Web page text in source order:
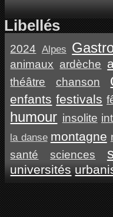
Libellés
2024 Alpes
animaux ardèche
théâtre
chanson
enfants festivals
humour insolite
la danse montagne
santé sciences
universités